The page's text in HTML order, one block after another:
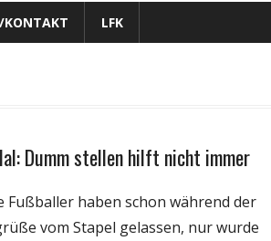
KONTAKT LFK
Dumm stellen hilft nicht immer
Fußballer haben schon während der
vom Stapel gelassen, nur wurde